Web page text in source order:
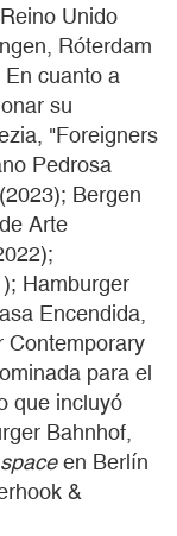
Unido
Róterdam
cuanto a
su
"Foreigners
Pedrosa
Bergen
Arte
Hamburger
Encendida,
Contemporary
para el
que incluyó
Bahnhof,
en Berlín
&